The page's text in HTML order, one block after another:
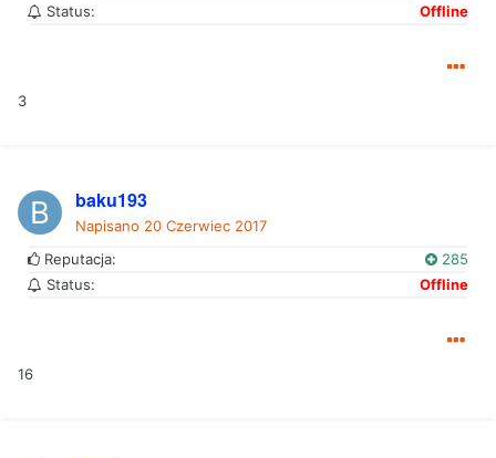
Status:
Offline
3
baku193
Napisano 20 Czerwiec 2017
Reputacja:
285
Status:
Offline
16